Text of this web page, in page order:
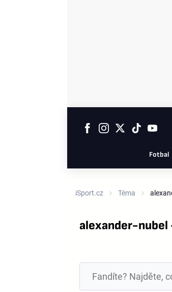
Fotbal
iSport.cz Téma
alexander-